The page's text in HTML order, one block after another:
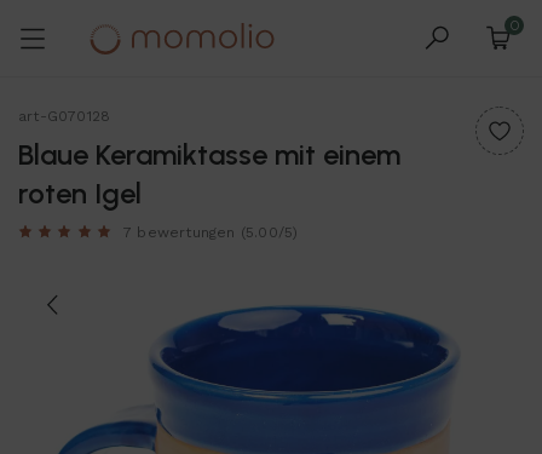
0
art-G070128
Blaue Keramiktasse mit einem
roten Igel
7 bewertungen (5.00/5)